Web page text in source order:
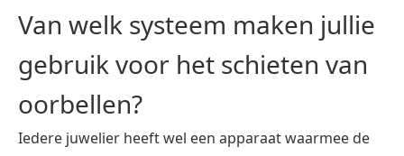
Van welk systeem maken jullie
gebruik voor het schieten van
oorbellen?
Iedere juwelier heeft wel een apparaat waarmee de